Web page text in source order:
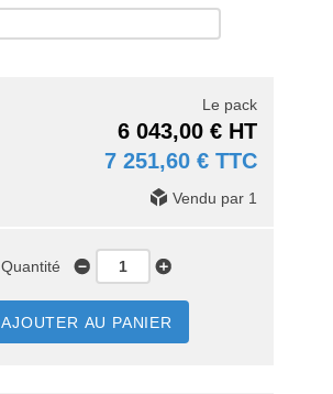
Le pack
6 043,00 € HT
7 251,60 € TTC
Vendu par 1
Quantité
AJOUTER AU PANIER